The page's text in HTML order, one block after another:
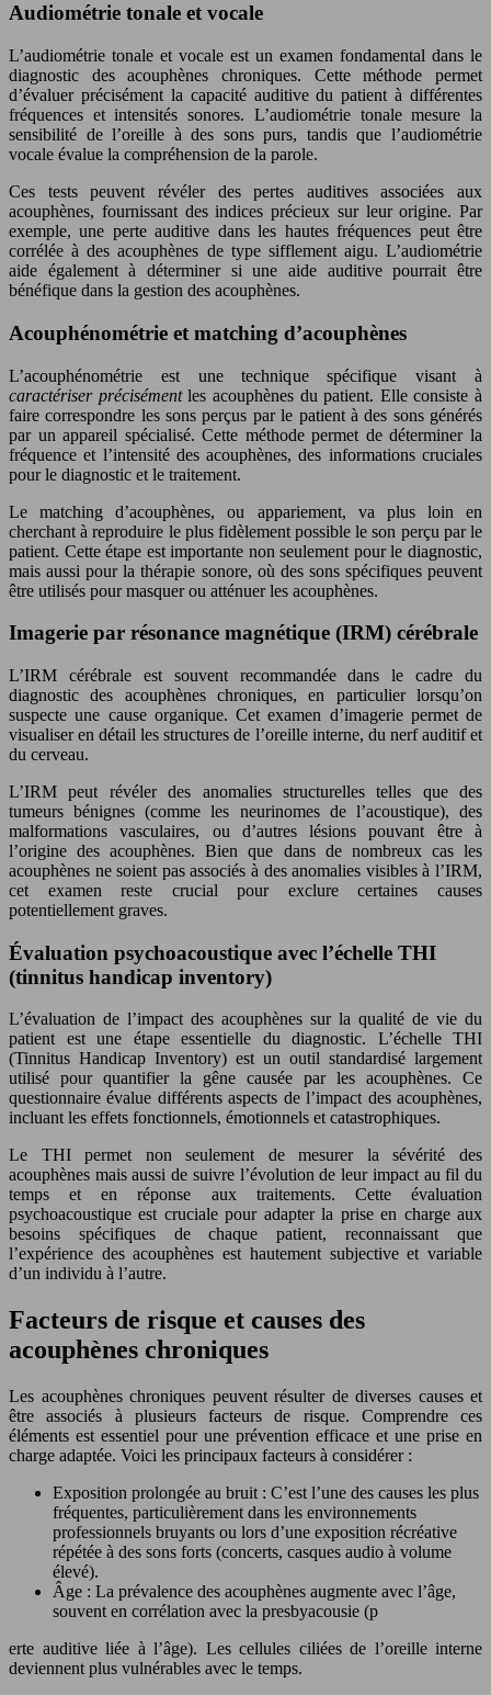
Audiométrie tonale et vocale
L’audiométrie tonale et vocale est un examen fondamental dans le
diagnostic des acouphènes chroniques. Cette méthode permet
d’évaluer précisément la capacité auditive du patient à différentes
fréquences et intensités sonores. L’audiométrie tonale mesure la
sensibilité de l’oreille à des sons purs, tandis que l’audiométrie
vocale évalue la compréhension de la parole.
Ces tests peuvent révéler des pertes auditives associées aux
acouphènes, fournissant des indices précieux sur leur origine. Par
exemple, une perte auditive dans les hautes fréquences peut être
corrélée à des acouphènes de type sifflement aigu. L’audiométrie
aide également à déterminer si une aide auditive pourrait être
bénéfique dans la gestion des acouphènes.
Acouphénométrie et matching d’acouphènes
L’acouphénométrie est une technique spécifique visant à
caractériser précisémentles acouphènes du patient. Elle consiste à
faire correspondre les sons perçus par le patient à des sons générés
par un appareil spécialisé. Cette méthode permet de déterminer la
fréquence et l’intensité des acouphènes, des informations cruciales
pour le diagnostic et le traitement.
Le matching d’acouphènes, ou appariement, va plus loin en
cherchant à reproduire le plus fidèlement possible le son perçu par le
patient. Cette étape est importante non seulement pour le diagnostic,
mais aussi pour la thérapie sonore, où des sons spécifiques peuvent
être utilisés pour masquer ou atténuer les acouphènes.
Imagerie par résonance magnétique (IRM) cérébrale
L’IRM cérébrale est souvent recommandée dans le cadre du
diagnostic des acouphènes chroniques, en particulier lorsqu’on
suspecte une cause organique. Cet examen d’imagerie permet de
visualiser en détail les structures de l’oreille interne, du nerf auditif et
du cerveau.
L’IRM peut révéler des anomalies structurelles telles que des
tumeurs bénignes (comme les neurinomes de l’acoustique), des
malformations vasculaires, ou d’autres lésions pouvant être à
l’origine des acouphènes. Bien que dans de nombreux cas les
acouphènes ne soient pas associés à des anomalies visibles à l’IRM,
cet examen reste crucial pour exclure certaines causes
potentiellement graves.
Évaluation psychoacoustique avec l’échelle THI
(tinnitus handicap inventory)
L’évaluation de l’impact des acouphènes sur la qualité de vie du
patient est une étape essentielle du diagnostic. L’échelle THI
(Tinnitus Handicap Inventory) est un outil standardisé largement
utilisé pour quantifier la gêne causée par les acouphènes. Ce
questionnaire évalue différents aspects de l’impact des acouphènes,
incluant les effets fonctionnels, émotionnels et catastrophiques.
Le THI permet non seulement de mesurer la sévérité des
acouphènes mais aussi de suivre l’évolution de leur impact au fil du
temps et en réponse aux traitements. Cette évaluation
psychoacoustique est cruciale pour adapter la prise en charge aux
besoins spécifiques de chaque patient, reconnaissant que
l’expérience des acouphènes est hautement subjective et variable
d’un individu à l’autre.
Facteurs de risque et causes des
acouphènes chroniques
Les acouphènes chroniques peuvent résulter de diverses causes et
être associés à plusieurs facteurs de risque. Comprendre ces
éléments est essentiel pour une prévention efficace et une prise en
charge adaptée. Voici les principaux facteurs à considérer :
Exposition prolongée au bruit : C’est l’une des causes les plus
fréquentes, particulièrement dans les environnements
professionnels bruyants ou lors d’une exposition récréative
répétée à des sons forts (concerts, casques audio à volume
élevé).
Âge : La prévalence des acouphènes augmente avec l’âge,
souvent en corrélation avec la presbyacousie (p
erte auditive liée à l’âge). Les cellules ciliées de l’oreille interne
deviennent plus vulnérables avec le temps.